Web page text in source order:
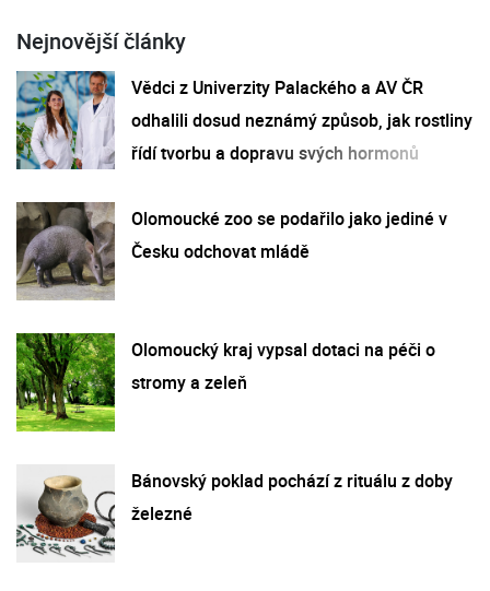
Nejnovější články
Vědci z Univerzity Palackého a AV ČR
odhalili dosud neznámý způsob, jak rostliny
řídí tvorbu a dopravu svých hormonů
Olomoucké zoo se podařilo jako jediné v
Česku odchovat mládě
Olomoucký kraj vypsal dotaci na péči o
stromy a zeleň
Bánovský poklad pochází z rituálu z doby
železné